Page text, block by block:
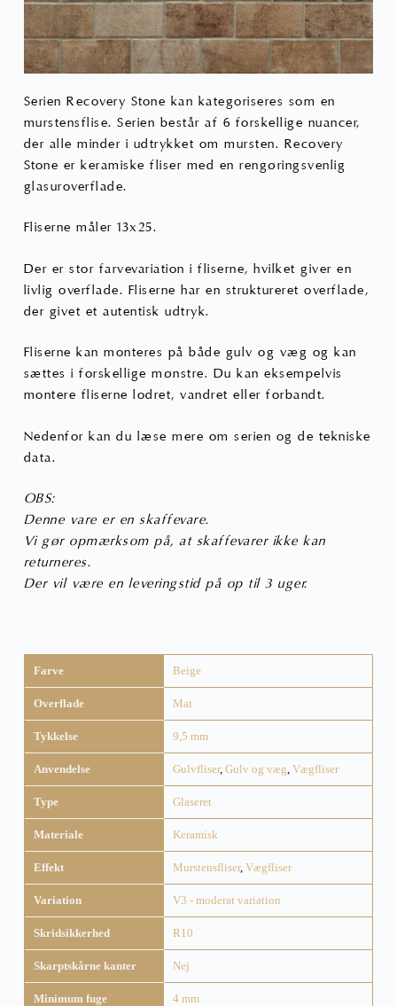
Serien Recovery Stone kan kategoriseres som en
murstensflise. Serien består af 6 forskellige nuancer,
der alle minder i udtrykket om mursten. Recovery
Stone er keramiske fliser med en rengøringsvenlig
glasuroverflade.
Fliserne måler 13x25.
Der er stor farvevariation i fliserne, hvilket giver en
livlig overflade. Fliserne har en struktureret overflade,
der givet et autentisk udtryk.
Fliserne kan monteres på både gulv og væg og kan
sættes i forskellige mønstre. Du kan eksempelvis
montere fliserne lodret, vandret eller forbandt.
Nedenfor kan du læse mere om serien og de tekniske
data.
OBS:
Denne vare er en skaffevare.
Vi gør opmærksom på, at skaffevarer ikke kan
returneres.
Der vil være en leveringstid på op til 3 uger.
Farve Beige
Overflade Mat
Tykkelse 9,5 mm
Anvendelse Gulvfliser, Gulv og væg Vægfliser
Type Glaseret
Materiale Keramisk
Effekt Murstensfliser, Vægfliser
Variation V3 - moderat variation
Skridsikkerhed R10
Skarptskårne kanter Nej
Minimum fuge 4 mm